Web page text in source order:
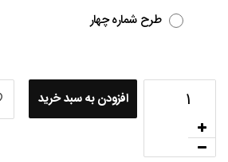
طرح شماره چهار
افزودن به سبد خرید